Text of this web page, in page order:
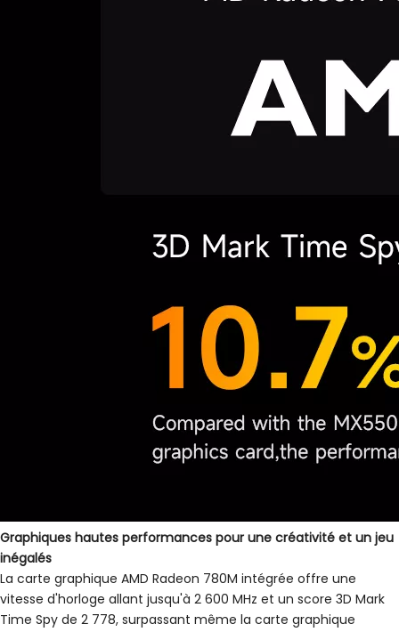
Graphiques hautes performances pour une créativité et un jeu
inégalés
La carte graphique AMD Radeon 780M intégrée offre une
vitesse d'horloge allant jusqu'à 2 600 MHz et un score 3D Mark
Time Spy de 2 778, surpassant même la carte graphique